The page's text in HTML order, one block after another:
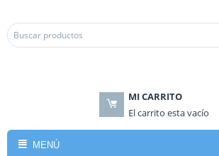
MI CARRITO
El carrito esta vacío
MENÚ